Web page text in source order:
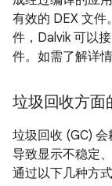
有效的 DEX 文件
件，Dalvik 可以
件。如需了解详
垃圾回收方面
垃圾回收 (GC)
导致显示不稳定
通过以下几种方